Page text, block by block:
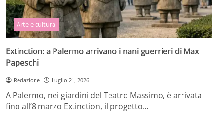
Arte e cultura
Extinction: a Palermo arrivano i nani guerrieri di Max
Papeschi
Redazione Luglio 21, 2026
A Palermo, nei giardini del Teatro Massimo, è arrivata
fino all’8 marzo Extinction, il progetto…